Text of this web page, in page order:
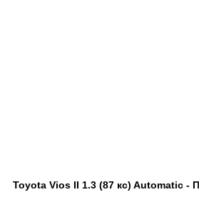
Toyota Vios II 1.3 (87 кс) Automatic -